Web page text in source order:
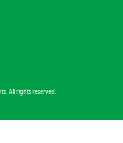
All rights reserved.